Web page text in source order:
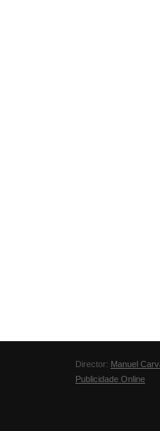
Director: Manuel
Publicidade Online